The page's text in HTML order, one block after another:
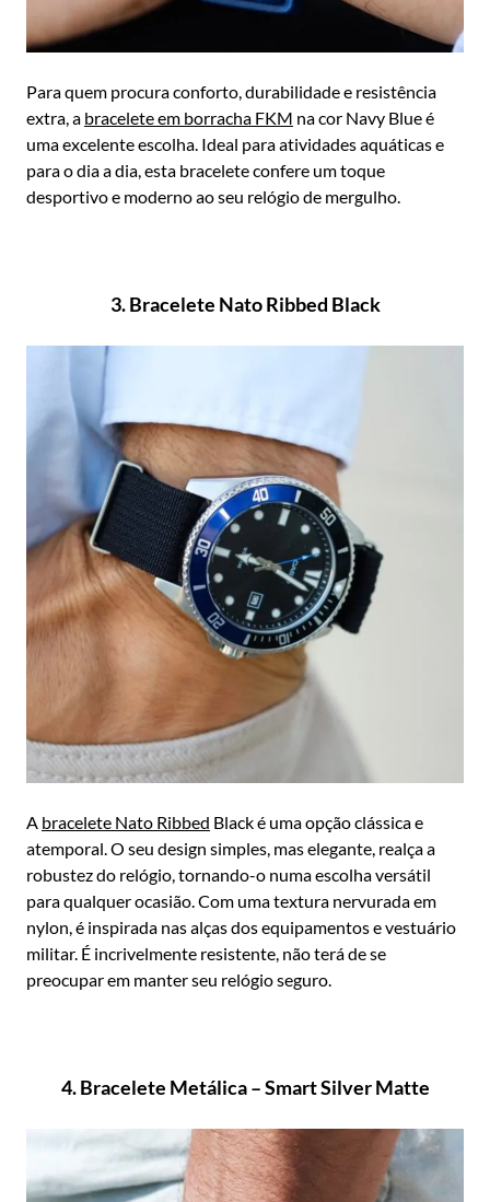
Para quem procura conforto, durabilidade e resistência
extra, a bracelete em borracha FKM na cor Navy Blue é
uma excelente escolha. Ideal para atividades aquáticas e
para o dia a dia, esta bracelete confere um toque
desportivo e moderno ao seu relógio de mergulho.
3. Bracelete Nato Ribbed Black
A bracelete Nato Ribbed Black é uma opção clássica e
atemporal. O seu design simples, mas elegante, realça a
robustez do relógio, tornando-o numa escolha versátil
para qualquer ocasião. Com uma textura nervurada em
nylon, é inspirada nas alças dos equipamentos e vestuário
militar. É incrivelmente resistente, não terá de se
preocupar em manter seu relógio seguro.
4. Bracelete Metálica – Smart Silver Matte